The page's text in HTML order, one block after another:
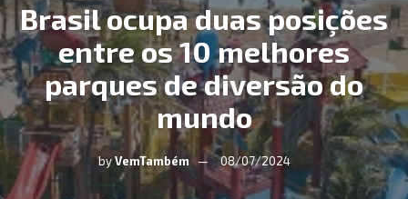
Brasil ocupa duas posições
entre os 10 melhores
parques de diversão do
mundo
byVemTambém 08/07/2024